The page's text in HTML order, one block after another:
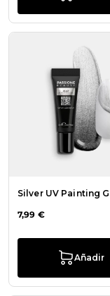
Silver UV Painting
7,99 €
Añadir